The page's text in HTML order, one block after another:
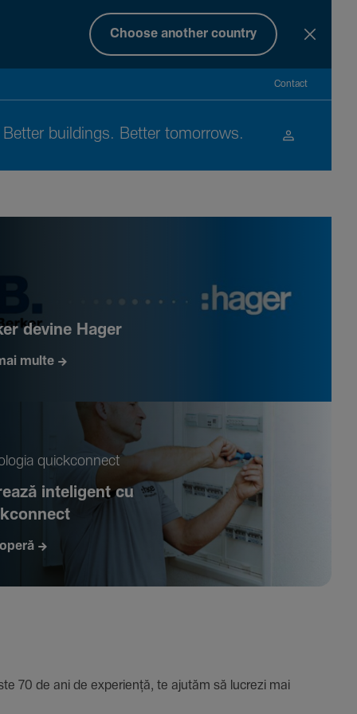
Choose another country
Contact
Better buil­dings. Better tomor­rows.
devine Hager
multe
quickconnect
inte­li­gent cu
de ani de expe­riență, te ajutăm să lucrezi mai